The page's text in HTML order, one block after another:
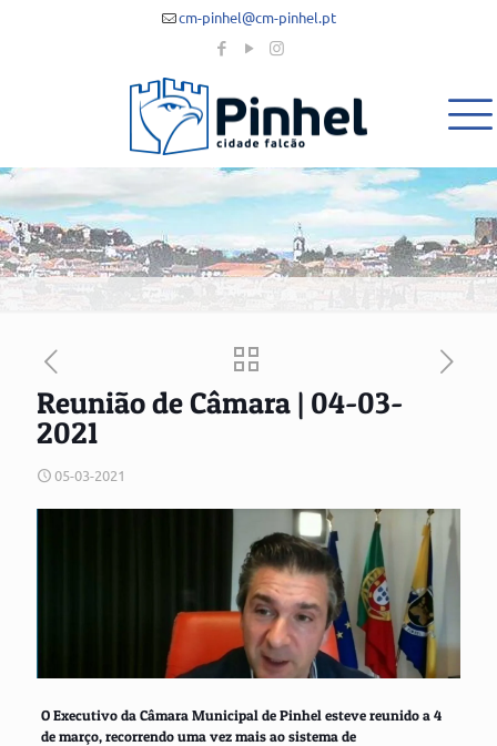
cm-pinhel@cm-pinhel.pt
Reunião de Câmara | 04-03-
2021
05-03-2021
O Executivo da Câmara Municipal de Pinhel esteve reunido a 4
de março, recorrendo uma vez mais ao sistema de